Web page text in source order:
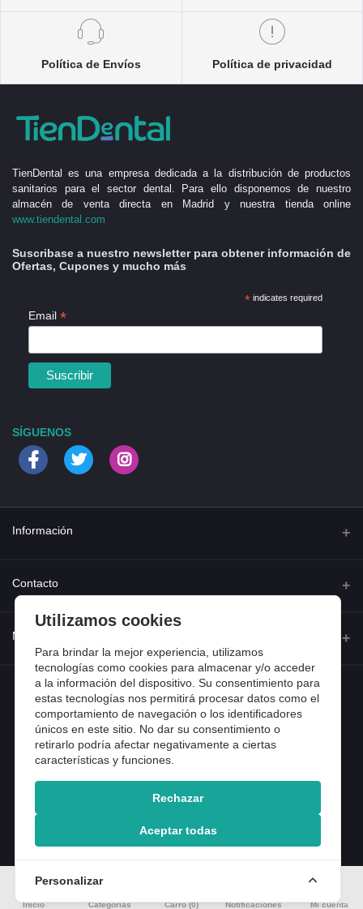
Política de Envíos Política de privacidad
TienDental es una empresa dedicada a la distribución de productos
sanitarios para el sector dental. Para ello disponemos de nuestro
almacén de venta directa en Madrid y nuestra tienda online
www.tiendental.com
Suscribase a nuestro newsletter para obtener información de
Ofertas, Cupones y mucho más
*indicates required
Email *
SÍGUENOS
Información
Quienes somos
Preguntas frecuentes
Entradas de blog
Contacto
Calle Ferraz 42, Madrid
Teléfono
918 13 81 81
Email
info@tiendental.com
Mi cuenta
Iniciar sesión
Historial de pedidos
Mi lista de compra
Copyright 2025 © TienDental productos dentales, S.L..
Inicio Categorías Carro (0) Notificaciones Mi cuenta
Utilizamos cookies
Para brindar la mejor experiencia, utilizamos
tecnologías como cookies para almacenar y/o acceder
a la información del dispositivo. Su consentimiento para
estas tecnologías nos permitirá procesar datos como el
comportamiento de navegación o los identificadores
únicos en este sitio. No dar su consentimiento o
retirarlo podría afectar negativamente a ciertas
características y funciones.
Rechazar
Aceptar todas
Personalizar